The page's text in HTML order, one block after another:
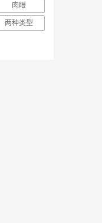
肉眼
两种类型